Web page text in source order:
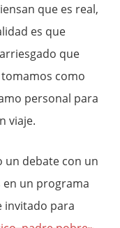
que es real,
es que
que
como
personal para
viaje.
un debate con un
un programa
invitado para